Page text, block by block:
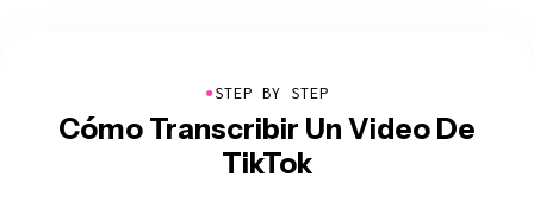
●STEP BY STEP
Cómo Transcribir Un Video De
TikTok